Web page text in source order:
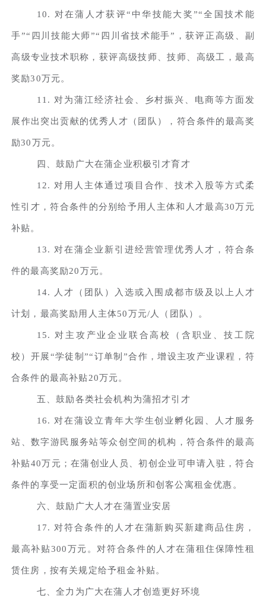
10. 对在蒲人才获评“中华技能大奖”“全国技术能
手”“四川技能大师”“四川省技术能手”，获评正高级、副
高级专业技术职称，获评高级技师、技师、高级工，最高
奖励30万元。
11. 对为蒲江经济社会、乡村振兴、电商等方面发
展作出突出贡献的优秀人才（团队），符合条件的最高奖
励30万元。
四、鼓励广大在蒲企业积极引才育才
12. 对用人主体通过项目合作、技术入股等方式柔
性引才，符合条件的分别给予用人主体和人才最高30万元
补贴。
13. 对在蒲企业新引进经营管理优秀人才，符合条
件的最高奖励20万元。
14. 人才（团队）入选或入围成都市级及以上人才
计划，最高奖励用人主体50万元/人（团队）。
15. 对主攻产业企业联合高校（含职业、技工院
校）开展“学徒制”“订单制”合作，增设主攻产业课程，符
合条件的最高补贴20万元。
五、鼓励各类社会机构为蒲招才引才
16. 对在蒲设立青年大学生创业孵化园、人才服务
站、数字游民服务站等众创空间的机构，符合条件的最高
补贴40万元；在蒲创业人员、初创企业可申请入驻，符合
条件的享受一定面积的创业场所和创客公寓租金优惠。
六、鼓励广大人才在蒲置业安居
17. 对符合条件的人才在蒲新购买新建商品住房，
最高补贴300万元。对符合条件的人才在蒲租住保障性租
赁住房，按有关规定给予租金补贴。
七、全力为广大在蒲人才创造更好环境